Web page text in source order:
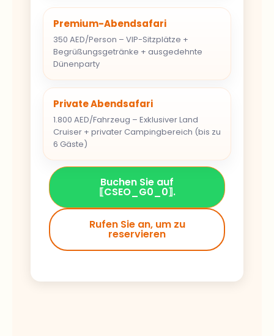
Premium-Abendsafari
350 AED/Person – VIP-Sitzplätze +
Begrüßungsgetränke + ausgedehnte
Dünenparty
Private Abendsafari
1.800 AED/Fahrzeug – Exklusiver Land
Cruiser + privater Campingbereich (bis zu
6 Gäste)
Buchen Sie auf
⟦CSEO_G0_0⟧.
Rufen Sie an, um zu
reservieren